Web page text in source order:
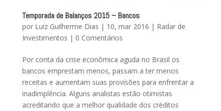
Temporada de Balanços 2015 – Bancos
por Luiz Guilherme Dias | 10, mar 2016 | Radar de
Investimentos | 0 Comentários
Por conta da crise econômica aguda no Brasil os
bancos emprestam menos, passam a ter menos
receitas e aumentam suas provisões para enfrentar a
inadimplência. Alguns analistas estão otimistas
acreditando que a melhor qualidade dos créditos